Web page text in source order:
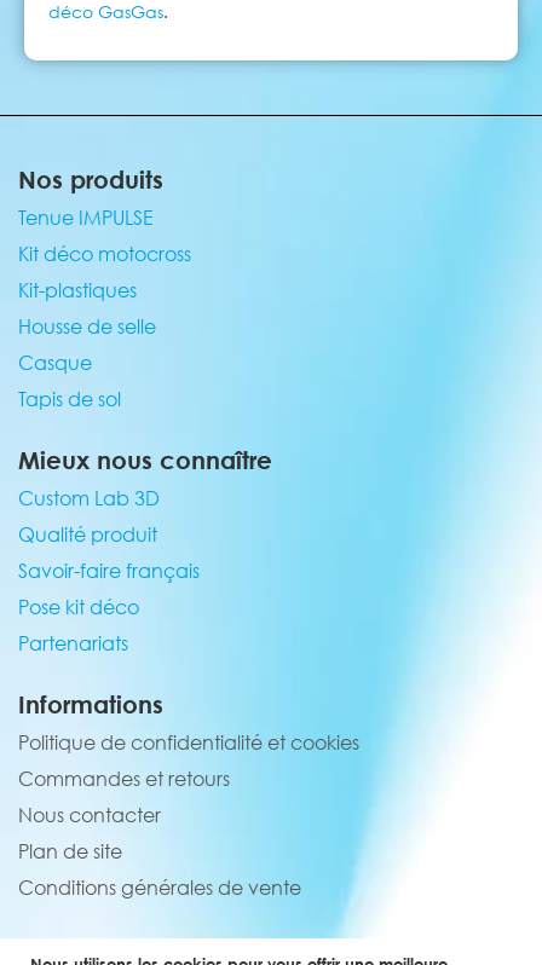
déco GasGas.
Nos produits
Tenue IMPULSE
Kit déco motocross
Kit-plastiques
Housse de selle
Casque
Tapis de sol
Mieux nous connaître
Custom Lab 3D
Qualité produit
Savoir-faire français
Pose kit déco
Partenariats
Informations
Politique de confidentialité et cookies
Commandes et retours
Nous contacter
Plan de site
Conditions générales de vente
Service client